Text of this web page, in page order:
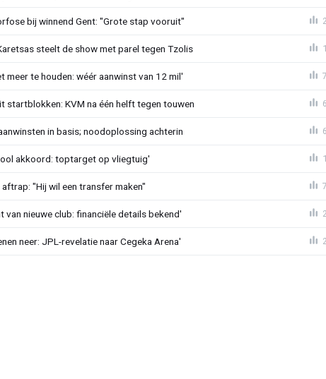
bij winnend Gent: "Grote stap vooruit"
steelt de show met parel tegen Tzolis
meer te houden: wéér aanwinst van 12 mil'
startblokken: KVM na één helft tegen touwen
in basis; noodoplossing achterin
akkoord: toptarget op vliegtuig'
"Hij wil een transfer maken"
van nieuwe club: financiële details bekend'
neer: JPL-revelatie naar Cegeka Arena'